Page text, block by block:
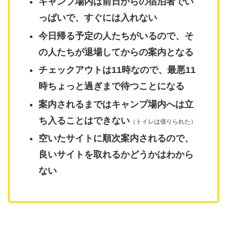
っぱいで、 すぐには入れない
今日帰る予定の人たちがいるので、そ
の人たちが退場してからの案内となる
チェックアウトは11時なので、最悪11
時ちょっと過ぎまで待つことになる
案内されるまではキャンプ場内へは立
ち入ることはできない（トイレは借りられた）
空いたサイトに順次案内されるので、
良いサイトを取れるかどうかはわから
ない